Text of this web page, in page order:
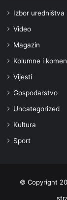
Izbor uredništva
Video
Magazin
Kolumne i
Vijesti
Gospodarstvo
Uncategorized
Kultura
Sport
© Copyright